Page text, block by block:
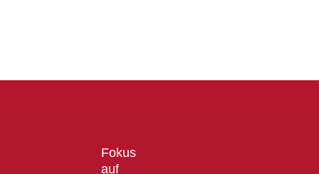
Fokus
auf